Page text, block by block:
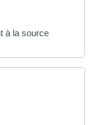
à la source